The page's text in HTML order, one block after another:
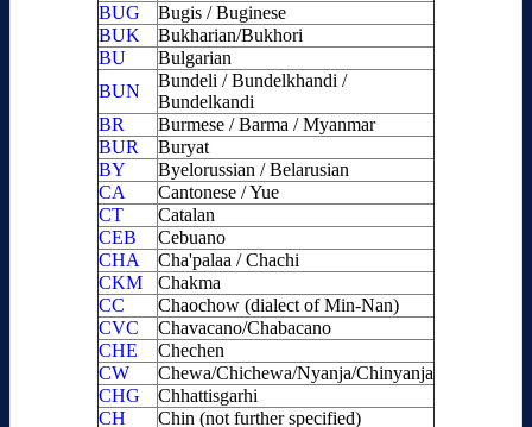
BUG
Bugis / Buginese
BUK
Bukharian/Bukhori
BU
Bulgarian
BUN
Bundeli / Bundelkhandi /
Bundelkandi
BR
Burmese / Barma / Myanmar
BUR
Buryat
BY
Byelorussian / Belarusian
CA
Cantonese / Yue
CT
Catalan
CEB
Cebuano
CHA
Cha'palaa / Chachi
CKM
Chakma
CC
Chaochow (dialect of Min-Nan)
CVC
Chavacano/Chabacano
CHE
Chechen
CW
Chewa/Chichewa/Nyanja/Chinyanja
CHG
Chhattisgarhi
CH
Chin (not further specified)